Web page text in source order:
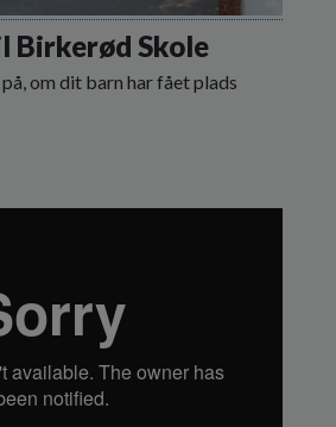
Birkerød Skole
om dit barn har fået plads